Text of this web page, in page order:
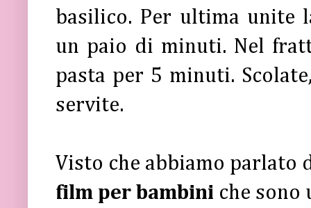
basilico. Per ultima unite
un paio di minuti. Nel
pasta per 5 minuti.
servite.
Visto che abbiamo parlato
film per bambini che sono